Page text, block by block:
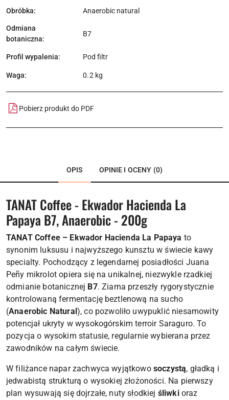
Obróbka: Anaerobic natural
Odmiana
botaniczna:
B7
Profil wypalenia: Pod filtr
Waga: 0.2 kg
Pobierz produkt do PDF
OPIS OPINIE I OCENY (0)
TANAT Coffee - Ekwador Hacienda La
Papaya B7, Anaerobic - 200g
TANAT Coffee – Ekwador Hacienda La Papaya to
synonim luksusu i najwyższego kunsztu w świecie kawy
specialty. Pochodzący z legendarnej posiadłości Juana
Peñy mikrolot opiera się na unikalnej, niezwykle rzadkiej
odmianie botanicznej B7. Ziarna przeszły rygorystycznie
kontrolowaną fermentację beztlenową na sucho
(Anaerobic Natural ), co pozwoliło uwypuklić niesamowity
potencjał ukryty w wysokogórskim terroir Saraguro. To
pozycja o wysokim statusie, regularnie wybierana przez
zawodników na całym świecie.
W filiżance napar zachwyca wyjątkowo soczystą, gładką i
jedwabistą strukturą o wysokiej złożoności. Na pierwszy
plan wysuwają się dojrzałe, nuty słodkiej śliwkioraz